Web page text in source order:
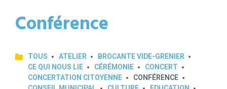
Conférence
TOUS ATELIER
BROCANTE VIDE-GRENIER
CE QUI NOUS LIE
CÉRÉMONIE
CONCERT
CONCERTATION CITOYENNE
CONFÉRENCE